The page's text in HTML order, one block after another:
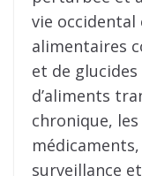
vie
alimentaires
et de
d’aliments
chronique,
surveillance